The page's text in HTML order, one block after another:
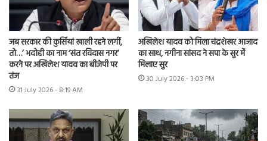
जब सरकार की कुर्सियां खाली रहने लगीं,
तो…’ भदोही का नाम ‘संत रविदास नगर’
करने पर अखिलेश यादव का बीजेपी पर
तंज
31 July 2026 - 8:19 AM
अखिलेश यादव को मिला चंद्रशेखर आजाद
का साथ, नगीना सांसद ने सपा के सुर में
मिलाए सुर
30 July 2026 - 3:03 PM